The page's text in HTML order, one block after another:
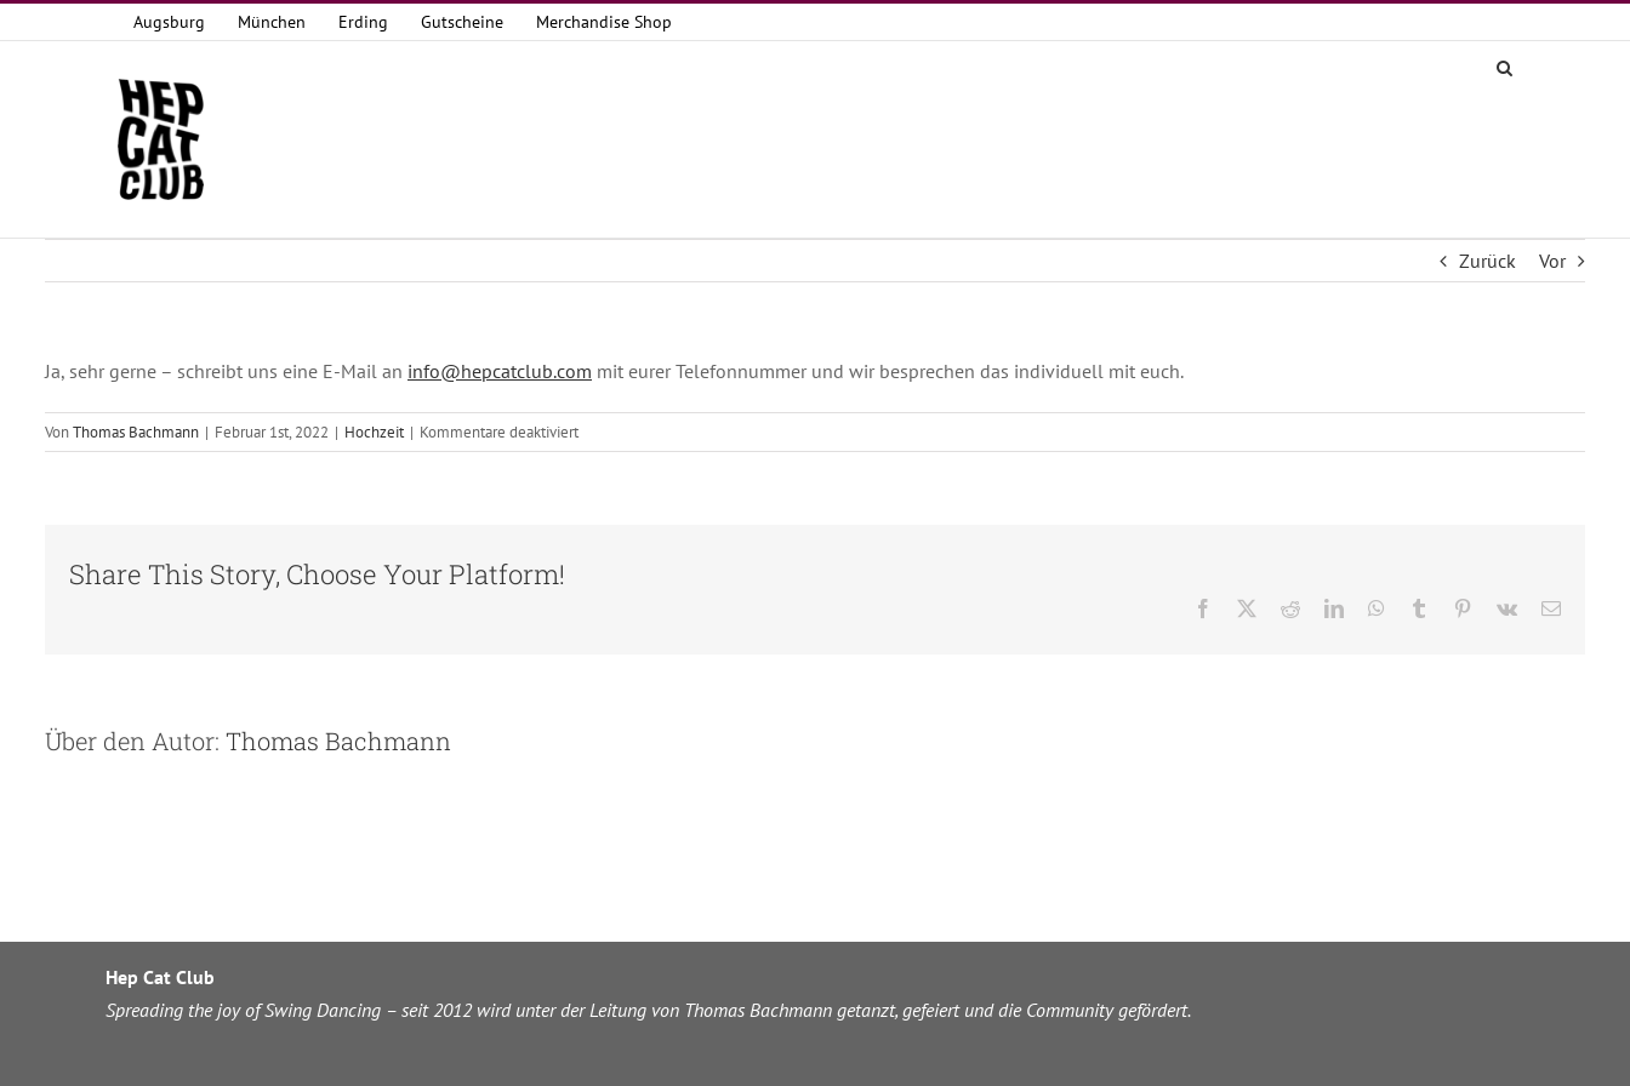
Inhalt
Augsburg München Erding Gutscheine Merchandise Shop
Zurück Vor
Ja, sehr gerne – schreibt uns eine E-Mail an info@hepcatclub.com mit eurer Telefonnummer und wir besprechen das individuell mit euch.
VonThomas Bachmann | Februar 1st, 2022 | Hochzeit | Kommentare deaktiviertfür
Bietet
Share This Story, Choose Your Platform!
Facebook RedditLinkedInWhatsApp
Tumblr Pinterest
Vk
E-
Über den Autor: Thomas Bachmann
Hep Cat Club
Spreading the joy of Swing Dancing – seit 2012 wird unter der Leitung von Thomas Bachmann getanzt, gefeiert und die Community gefördert.